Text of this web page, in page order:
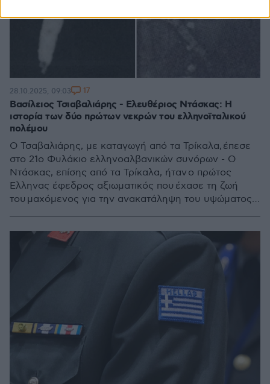
Βασίλειος Τσιαβαλιάρης - Ελευθέριος Ντάσκας: Η
ιστορία των δύο πρώτων νεκρών του ελληνοϊταλικού
πολέμου
Ο Τσαβαλιάρης, με καταγωγή από τα Τρίκαλα, έπεσε
στο 21ο Φυλάκιο ελληνοαλβανικών συνόρων - Ο
Ντάσκας, επίσης από τα Τρίκαλα, ήταν ο πρώτος
Έλληνας έφεδρος αξιωματικός που έχασε τη ζωή
του μαχόμενος για την ανακατάληψη του υψώματος
28.10.2025, 09:03 17